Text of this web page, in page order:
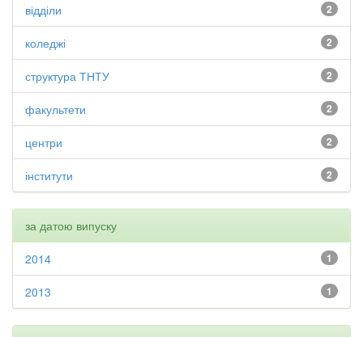
2
відділи
2
коледжі
2
структура ТНТУ
2
факультети
2
центри
2
інститути
за датою випуску
1
2014
1
2013